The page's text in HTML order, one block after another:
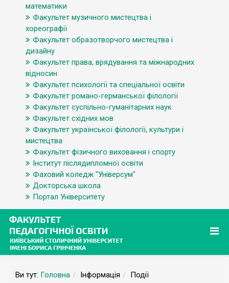
математики
Факультет музичного мистецтва і
хореографії
Факультет образотворчого мистецтва і
дизайну
Факультет права, врядування та міжнародних
відносин
Факультет психології та спеціальної освіти
Факультет романо-германської філології
Факультет суспільно-гуманітарних наук
Факультет східних мов
Факультет української філології, культури і
мистецтва
Факультет фізичного виховання і спорту
Інститут післядипломної освіти
Фаховий коледж "Універсум"
Докторська школа
Портал Університету
Ви тут: Головна Інформація
Події